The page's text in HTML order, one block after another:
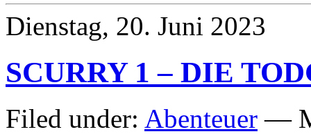
Dienstag, 20. Juni 2023
SCURRY 1 – DIE
Filed under: Abenteuer —